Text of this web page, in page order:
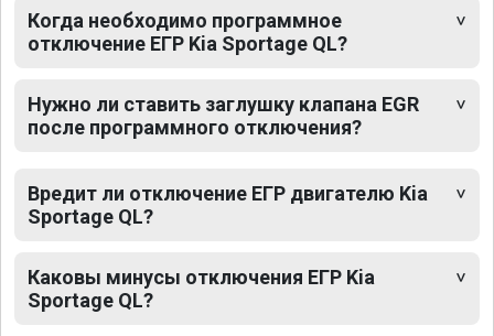
Когда необходимо программное
отключение ЕГР Kia Sportage QL?
Нужно ли ставить заглушку клапана EGR
после программного отключения?
Вредит ли отключение ЕГР двигателю Kia
Sportage QL?
Каковы минусы отключения ЕГР Kia
Sportage QL?